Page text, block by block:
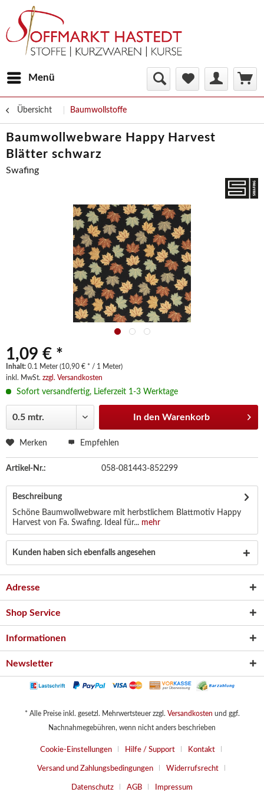
Menü
Übersicht Baumwollstoffe
Baumwollwebware Happy Harvest
Blätter schwarz
Swafing
1,09 € *
Inhalt: 0.1 Meter (10,90 € * / 1 Meter)
inkl. MwSt. zzgl. Versandkosten
Sofort versandfertig, Lieferzeit 1-3 Werktage
In den Warenkorb
Merken Empfehlen
Artikel-Nr.: 058-081443-852299
Beschreibung
Schöne Baumwollwebware mit herbstlichem Blattmotiv Happy
Harvest von Fa. Swafing. Ideal für... mehr
Kunden haben sich ebenfalls angesehen
Adresse
Shop Service
Informationen
Newsletter
* Alle Preise inkl. gesetzl. Mehrwertsteuer zzgl. Versandkosten und ggf.
Nachnahmegebühren, wenn nicht anders beschrieben
Cookie-Einstellungen Hilfe / Support Kontakt
Versand und Zahlungsbedingungen Widerrufsrecht
Datenschutz AGB Impressum